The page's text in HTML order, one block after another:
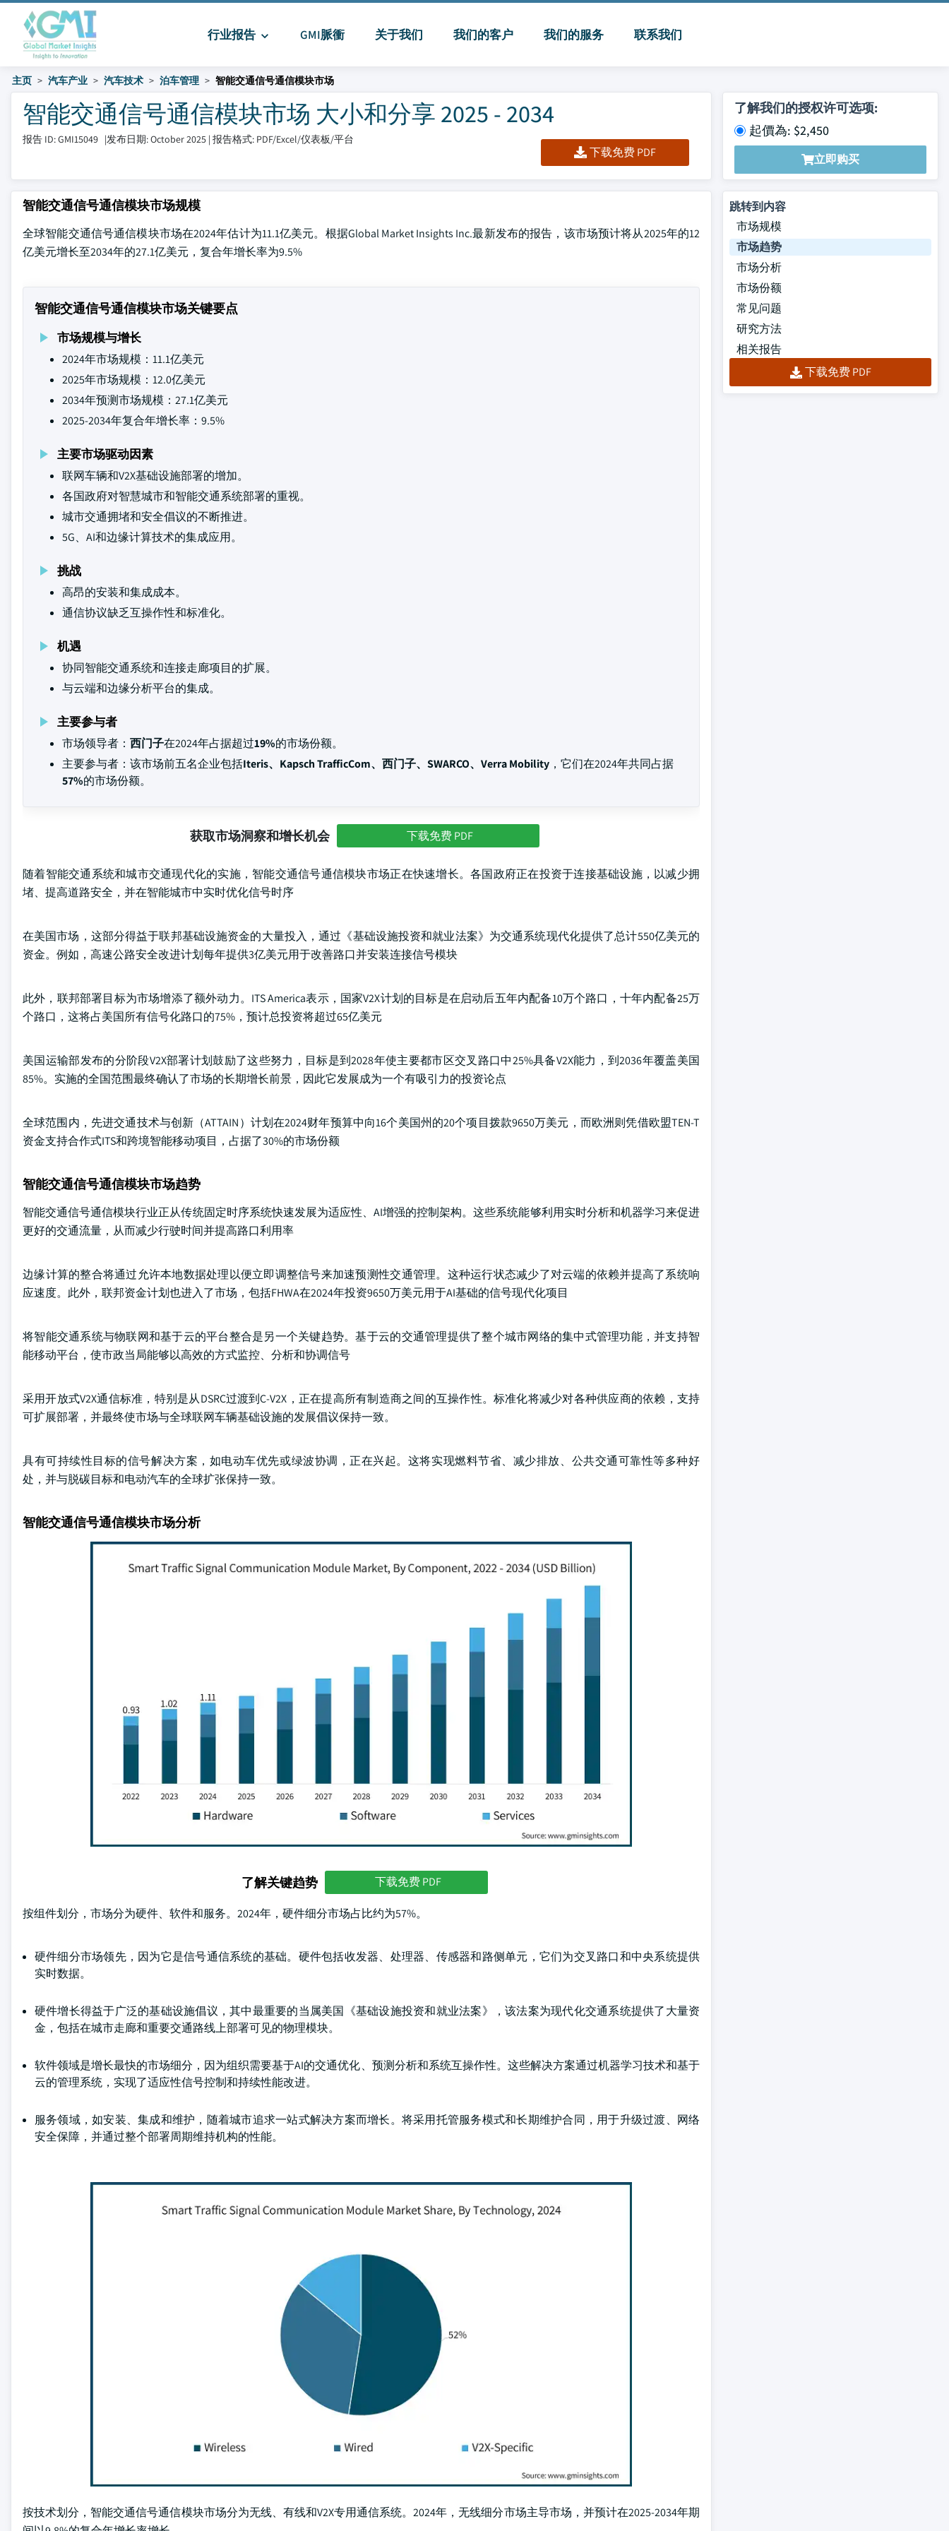
行业报告 GMI脈衝 关于我们 我们的客户 我们的服务 联系我们
主页 汽车产业 汽车技术 泊车管理 智能交通信号通信模块市场
智能交通信号通信模块市场 大小和分享 2025 - 2034
报告 ID: GMI15049 |发布日期: October 2025 | 报告格式: PDF/Excel/仪表板/平台
下载免费 PDF
了解我们的授权许可选项:
起價為: $2,450
立即购买
智能交通信号通信模块市场规模
全球智能交通信号通信模块市场在2024年估计为11.1亿美元。根据Global Market Insights Inc.最新发布的报告，该市场预计将从2025年的12
亿美元增长至2034年的27.1亿美元，复合年增长率为9.5%
智能交通信号通信模块市场关键要点
市场规模与增长
2024年市场规模：11.1亿美元
2025年市场规模：12.0亿美元
2034年预测市场规模：27.1亿美元
2025-2034年复合年增长率：9.5%
主要市场驱动因素
联网车辆和V2X基础设施部署的增加。
各国政府对智慧城市和智能交通系统部署的重视。
城市交通拥堵和安全倡议的不断推进。
5G、AI和边缘计算技术的集成应用。
挑战
高昂的安装和集成成本。
通信协议缺乏互操作性和标准化。
机遇
协同智能交通系统和连接走廊项目的扩展。
与云端和边缘分析平台的集成。
主要参与者
市场领导者： 西门子在2024年占据超过19%的市场份额。
主要参与者：该市场前五名企业包括Iteris、Kapsch TrafficCom、西门子、SWARCO、Verra Mobility ，它们在2024年共同占据
57%的市场份额。
获取市场洞察和增长机会 下载免费 PDF
随着智能交通系统和城市交通现代化的实施，智能交通信号通信模块市场正在快速增长。各国政府正在投资于连接基础设施，以减少拥
堵、提高道路安全，并在智能城市中实时优化信号时序
在美国市场，这部分得益于联邦基础设施资金的大量投入，通过《基础设施投资和就业法案》为交通系统现代化提供了总计550亿美元的
资金。例如，高速公路安全改进计划每年提供3亿美元用于改善路口并安装连接信号模块
此外，联邦部署目标为市场增添了额外动力。ITS America表示，国家V2X计划的目标是在启动后五年内配备10万个路口，十年内配备25万
个路口，这将占美国所有信号化路口的75%，预计总投资将超过65亿美元
美国运输部发布的分阶段V2X部署计划鼓励了这些努力，目标是到2028年使主要都市区交叉路口中25%具备V2X能力，到2036年覆盖美国
85%。实施的全国范围最终确认了市场的长期增长前景，因此它发展成为一个有吸引力的投资论点
全球范围内，先进交通技术与创新（ATTAIN）计划在2024财年预算中向16个美国州的20个项目拨款9650万美元，而欧洲则凭借欧盟TEN-T
资金支持合作式ITS和跨境智能移动项目，占据了30%的市场份额
智能交通信号通信模块市场趋势
智能交通信号通信模块行业正从传统固定时序系统快速发展为适应性、AI增强的控制架构。这些系统能够利用实时分析和机器学习来促进
更好的交通流量，从而减少行驶时间并提高路口利用率
边缘计算的整合将通过允许本地数据处理以便立即调整信号来加速预测性交通管理。这种运行状态减少了对云端的依赖并提高了系统响
应速度。此外，联邦资金计划也进入了市场，包括FHWA在2024年投资9650万美元用于AI基础的信号现代化项目
将智能交通系统与物联网和基于云的平台整合是另一个关键趋势。基于云的交通管理提供了整个城市网络的集中式管理功能，并支持智
能移动平台，使市政当局能够以高效的方式监控、分析和协调信号
采用开放式V2X通信标准，特别是从DSRC过渡到C-V2X，正在提高所有制造商之间的互操作性。标准化将减少对各种供应商的依赖，支持
可扩展部署，并最终使市场与全球联网车辆基础设施的发展倡议保持一致。
具有可持续性目标的信号解决方案，如电动车优先或绿波协调，正在兴起。这将实现燃料节省、减少排放、公共交通可靠性等多种好
处，并与脱碳目标和电动汽车的全球扩张保持一致。
智能交通信号通信模块市场分析
了解关键趋势 下载免费 PDF
按组件划分，市场分为硬件、软件和服务。2024年，硬件细分市场占比约为57%。
硬件细分市场领先，因为它是信号通信系统的基础。硬件包括收发器、处理器、传感器和路侧单元，它们为交叉路口和中央系统提供
实时数据。
硬件增长得益于广泛的基础设施倡议，其中最重要的当属美国《基础设施投资和就业法案》，该法案为现代化交通系统提供了大量资
金，包括在城市走廊和重要交通路线上部署可见的物理模块。
软件领域是增长最快的市场细分，因为组织需要基于AI的交通优化、预测分析和系统互操作性。这些解决方案通过机器学习技术和基于
云的管理系统，实现了适应性信号控制和持续性能改进。
服务领域，如安装、集成和维护，随着城市追求一站式解决方案而增长。将采用托管服务模式和长期维护合同，用于升级过渡、网络
安全保障，并通过整个部署周期维持机构的性能。
按技术划分，智能交通信号通信模块市场分为无线、有线和V2X专用通信系统。2024年，无线细分市场主导市场，并预计在2025-2034年期
跳转到内容
市场规模
市场趋势
市场分析
市场份额
常见问题
研究方法
相关报告
下载免费 PDF